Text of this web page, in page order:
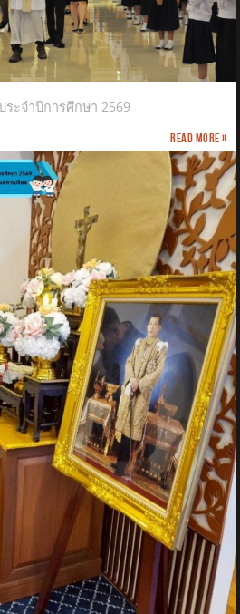
ะจำปีการศึกษา 2569
Read more »